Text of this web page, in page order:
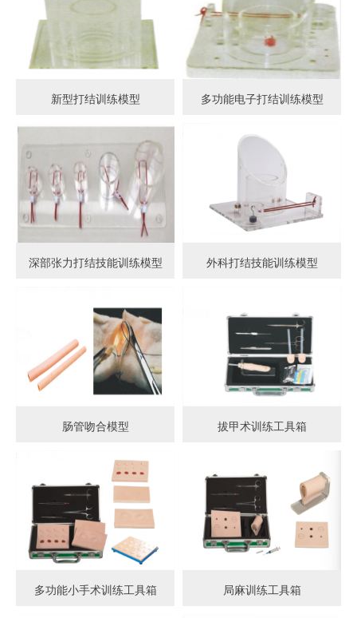
新型打结训练模型 多功能电子打结训练模型
深部张力打结技能训练模型 外科打结技能训练模型
肠管吻合模型 拔甲术训练工具箱
多功能小手术训练工具箱 局麻训练工具箱